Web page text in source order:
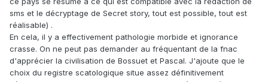
sms et le décryptage de Secret story, tout est possible, tout est
réalisable) .
En cela, il y a effectivement pathologie morbide et ignorance
crasse. On ne peut pas demander au fréquentant de la fnac
d'apprécier la civilisation de Bossuet et Pascal. J'ajoute que le
choix du registre scatologique situe assez définitivement